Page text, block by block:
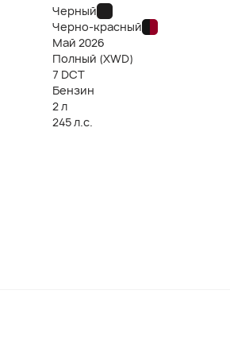
Черный
Черно-красный
Май 2026
Полный (XWD)
7 DCT
Бензин
2 л
245 л.с.